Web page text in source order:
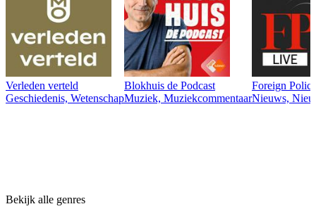
Verleden verteld
Geschiedenis, Wetenschap
Blokhuis de Podcast
Muziek, Muziekcommentaar
Foreign
Nieuws,
Bekijk alle genres